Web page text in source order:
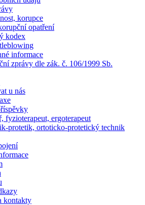
korupce
opatření
kodex
informace
zprávy dle zák. č. 106/1999 Sb.
u nás
fyzioterapeut, ergoterapeut
protetik, ortoticko-protetický technik
kontakty